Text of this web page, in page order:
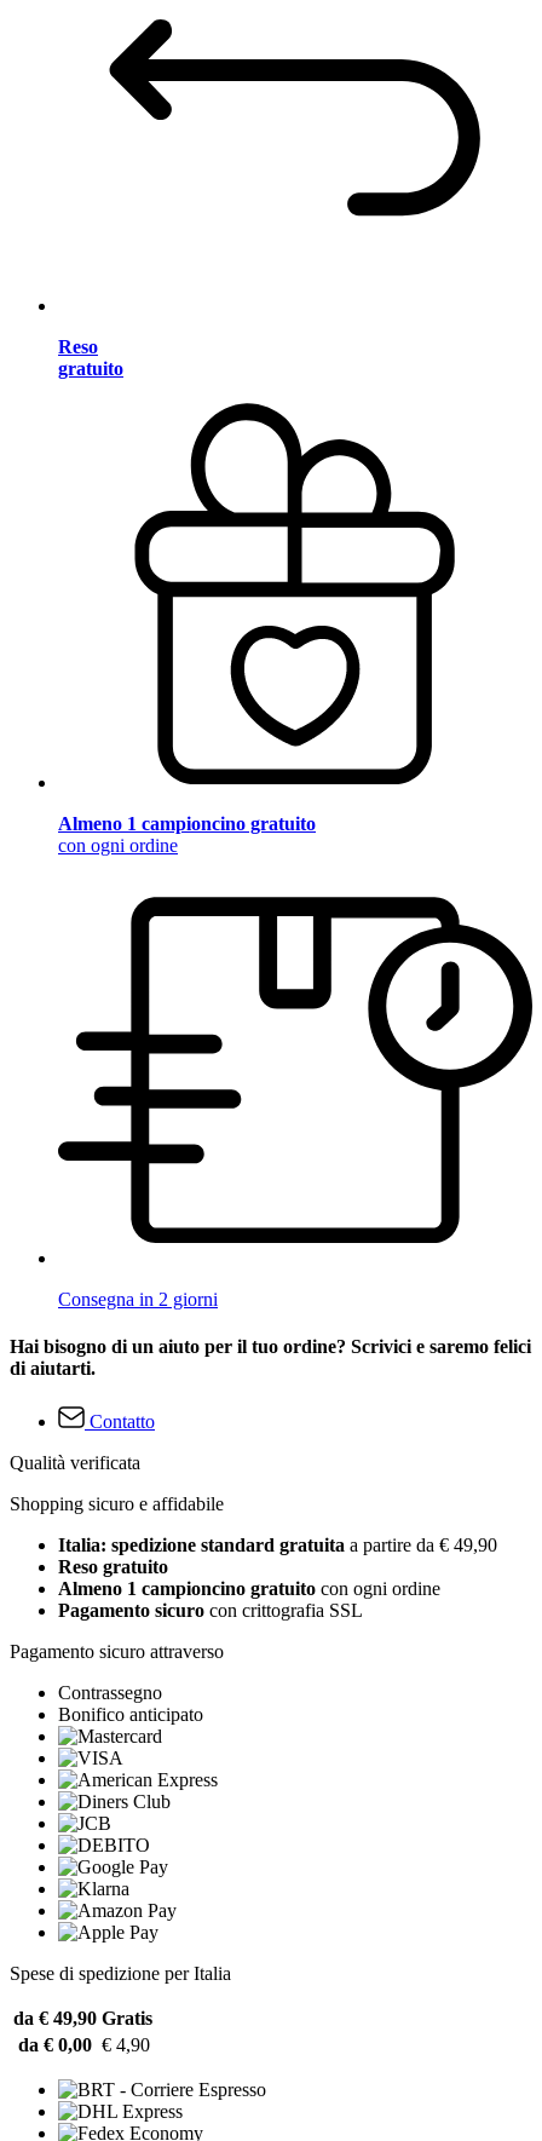
Reso
gratuito
Almeno 1 campioncino gratuito
con ogni ordine
Consegna in 2 giorni
Hai bisogno di un aiuto per il tuo ordine? Scrivici e saremo felici
di aiutarti.
Contatto
Qualità verificata
Shopping sicuro e affidabile
Italia: spedizione standard gratuita a partire da € 49,90
Reso gratuito
Almeno 1 campioncino gratuito con ogni ordine
Pagamento sicuro con crittografia SSL
Pagamento sicuro attraverso
Contrassegno
Bonifico anticipato
Spese di spedizione per Italia
da € 49,90 Gratis
da € 0,00 € 4,90